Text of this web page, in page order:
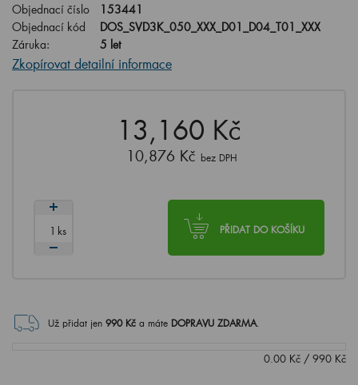
Objednací číslo
153441
Objednací kód
DOS_SVD3K_050_XXX_D01_D04_T01_XXX
Záruka:
5 let
Zkopírovat detailní informace
13,160 Kč
10,876 Kč bez DPH
PŘIDAT DO KOŠÍKU
ks
Už přidat jen 990Kč a máte DOPRAVU ZDARMA.
0.00 Kč / 990 Kč